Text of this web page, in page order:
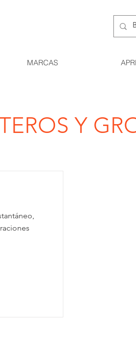
MARCAS
Y